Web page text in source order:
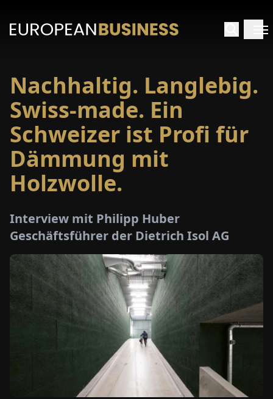
PAPER
NLPLHU
Nachhaltig. Langlebig.
Swiss-made. Ein
Schweizer ist Profi für
Dämmung mit
Holzwolle.
Interview mit Philipp Huber
Geschäftsführer der Dietrich Isol AG